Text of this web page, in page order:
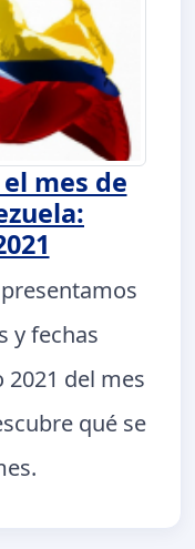
mes de
y fechas
2021 del mes
qué se